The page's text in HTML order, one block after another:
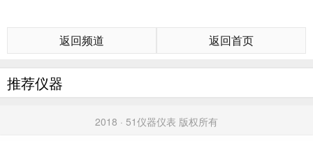
返回频道 返回首页
推荐仪器
2018 · 51仪器仪表 版权所有